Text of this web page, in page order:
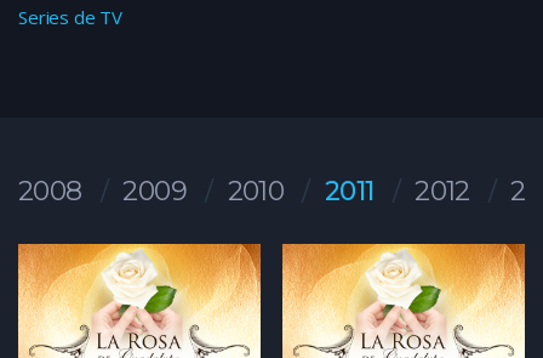
Series de TV
2008 2009 2010 2011 2012